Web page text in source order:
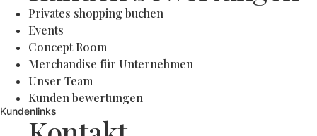
Privates shopping buchen
Events
Concept Room
Merchandise für Unternehmen
Unser Team
Kunden bewertungen
Kundenlinks